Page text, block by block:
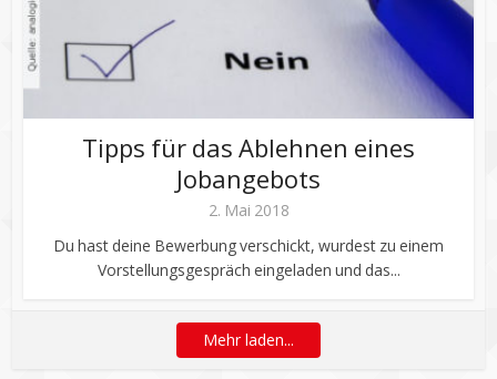
Tipps für das Ablehnen eines
Jobangebots
2. Mai 2018
Du hast deine Bewerbung verschickt, wurdest zu einem
Vorstellungsgespräch eingeladen und das...
Mehr laden...